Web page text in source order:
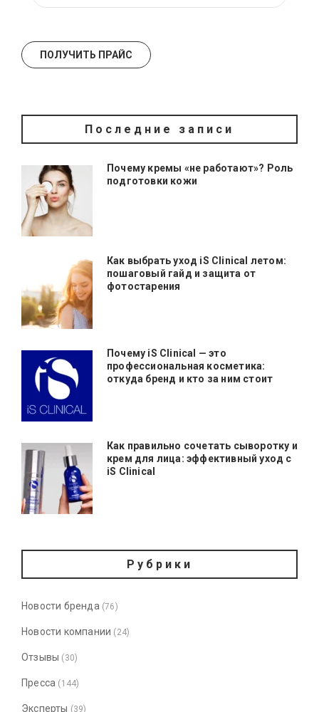
Последние записи
Почему кремы «не работают»? Роль
подготовки кожи
Как выбрать уход iS Clinical летом:
пошаговый гайд и защита от
фотостарения
Почему iS Clinical — это
профессиональная косметика:
откуда бренд и кто за ним стоит
Как правильно сочетать сыворотку и
крем для лица: эффективный уход с
iS Clinical
Рубрики
Новости бренда (76)
Новости компании (24)
Отзывы (30)
Пресса (144)
Эксперты (39)